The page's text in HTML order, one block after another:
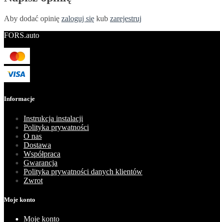
Aby dodać opinię zaloguj się kub zarejestruj
FORS.auto
Informacje
Instrukcja instalacji
Polityka prywatności
O nas
Dostawa
Współpraca
Gwarancja
Polityka prywatności danych klientów
Zwrot
Moje konto
Moje konto